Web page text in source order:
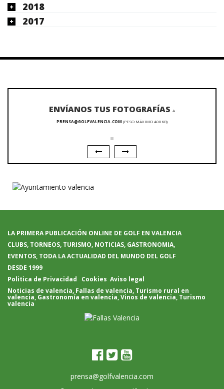
2018
2017
ENVÍANOS TUS FOTOGRAFÍAS A
PRENSA@GOLFVALENCIA.COM (PESO MÁXIMO 400KB)
LA PRIMERA PUBLICACIÓN ONLINE DE GOLF EN VALENCIA
CLUBS, TORNEOS, TURISMO, NOTICIAS, GASTRONOMIA,
EVENTOS, TODA LA ACTUALIDAD DEL MUNDO DEL GOLF
DESDE 1999
Politica de Privacidad
Cookies Aviso legal
Noticias de valencia, Fallas de valencia, Turismo rural en
valencia, Gastronomía en valencia,Vinos de valencia, Turismo
valencia
prensa@golfvalencia.com